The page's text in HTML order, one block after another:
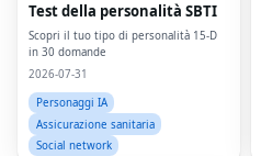
Test della personalità SBTI
Scopri il tuo tipo di personalità 15-D
in 30 domande
2026-07-31
Personaggi IA
Assicurazione sanitaria
Social network